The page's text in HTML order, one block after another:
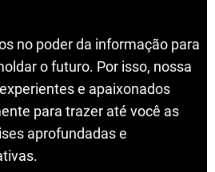
no poder da informação para
o futuro. Por isso, nossa
e apaixonados
para trazer até você as
aprofundadas e